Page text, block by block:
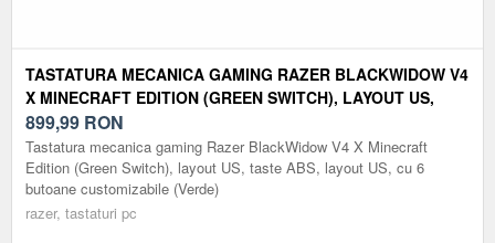
TASTATURA MECANICA GAMING RAZER BLACKWIDOW V4
X MINECRAFT EDITION (GREEN SWITCH), LAYOUT US,
TASTE ABS, LAYOUT US, CU 6 BUTOANE CUSTOMIZABILE
(VERDE)
899,99 RON
Tastatura mecanica gaming Razer BlackWidow V4 X Minecraft
Edition (Green Switch), layout US, taste ABS, layout US, cu 6
butoane customizabile (Verde)
razer, tastaturi pc